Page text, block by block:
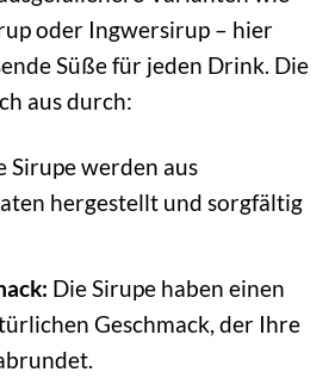
oder Ingwersirup – hier
Süße für jeden Drink. Die
aus durch:
Sirupe werden aus
hergestellt und sorgfältig
Die Sirupe haben einen
Geschmack, der Ihre